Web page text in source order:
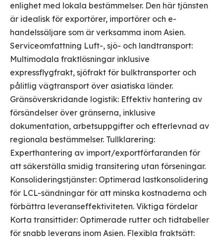
enlighet med lokala bestämmelser. Den här tjänsten
är idealisk för exportörer, importörer och e-
handelssäljare som är verksamma inom Asien.
Serviceomfattning Luft-, sjö- och landtransport:
Multimodala fraktlösningar inklusive
expressflygfrakt, sjöfrakt för bulktransporter och
pålitlig vägtransport över asiatiska länder.
Gränsöverskridande logistik: Effektiv hantering av
försändelser över gränserna, inklusive
dokumentation, arbetsuppgifter och efterlevnad av
regionala bestämmelser. Tullklarering:
Experthantering av import/exportförfaranden för
att säkerställa smidig transitering utan förseningar.
Konsolideringstjänster: Optimerad lastkonsolidering
för LCL-sändningar för att minska kostnaderna och
förbättra leveranseffektiviteten. Viktiga fördelar
Korta transittider: Optimerade rutter och tidtabeller
för snabb leverans inom Asien. Flexibla fraktsätt: